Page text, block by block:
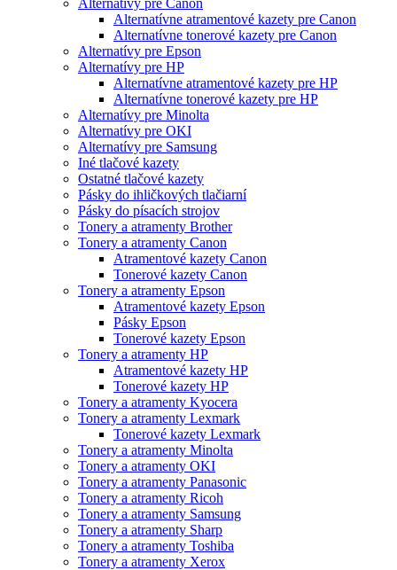
Alternatívy pre Canon
Alternatívne atramentové kazety pre Canon
Alternatívne tonerové kazety pre Canon
Alternatívy pre Epson
Alternatívy pre HP
Alternatívne atramentové kazety pre HP
Alternatívne tonerové kazety pre HP
Alternatívy pre Minolta
Alternatívy pre OKI
Alternatívy pre Samsung
Iné tlačové kazety
Ostatné tlačové kazety
Pásky do ihličkových tlačiarní
Pásky do písacích strojov
Tonery a atramenty Brother
Tonery a atramenty Canon
Atramentové kazety Canon
Tonerové kazety Canon
Tonery a atramenty Epson
Atramentové kazety Epson
Pásky Epson
Tonerové kazety Epson
Tonery a atramenty HP
Atramentové kazety HP
Tonerové kazety HP
Tonery a atramenty Kyocera
Tonery a atramenty Lexmark
Tonerové kazety Lexmark
Tonery a atramenty Minolta
Tonery a atramenty OKI
Tonery a atramenty Panasonic
Tonery a atramenty Ricoh
Tonery a atramenty Samsung
Tonery a atramenty Sharp
Tonery a atramenty Toshiba
Tonery a atramenty Xerox